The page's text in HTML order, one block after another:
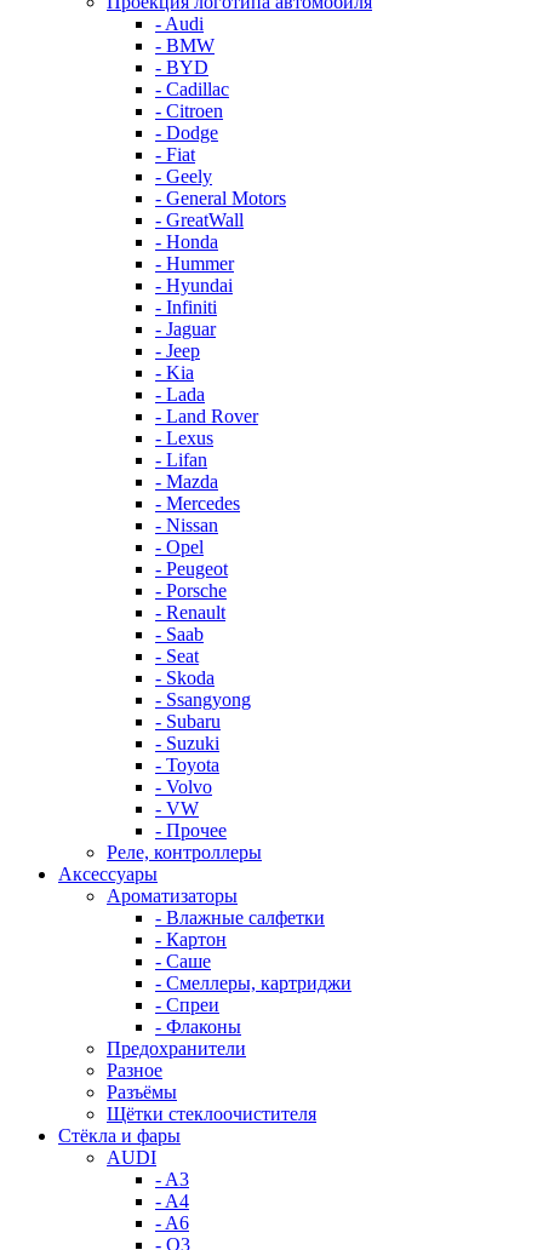
- Audi
- BMW
- BYD
- Cadillac
- Citroen
- Dodge
- Fiat
- Geely
- General Motors
- GreatWall
- Honda
- Hummer
- Hyundai
- Infiniti
- Jaguar
- Jeep
- Kia
- Lada
- Land Rover
- Lexus
- Lifan
- Mazda
- Mercedes
- Nissan
- Opel
- Peugeot
- Porsche
- Renault
- Saab
- Seat
- Skoda
- Ssangyong
- Subaru
- Suzuki
- Toyota
- Volvo
- VW
- Прочее
Реле, контроллеры
Аксессуары
Ароматизаторы
- Влажные салфетки
- Картон
- Саше
- Смеллеры, картриджи
- Спреи
- Флаконы
Предохранители
Разное
Разъёмы
Щётки стеклоочистителя
Стёкла и фары
AUDI
- A3
- A4
- A6
- Q3